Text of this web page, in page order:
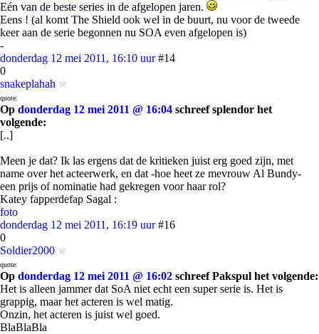
Eén van de beste series in de afgelopen jaren.
Eens ! (al komt The Shield ook wel in de buurt, nu voor de tweede
keer aan de serie begonnen nu SOA even afgelopen is)
-
donderdag 12 mei 2011, 16:10 uur #14
0
snakeplahah
quote:
Op donderdag 12 mei 2011 @ 16:04 schreef splendor het
volgende:
[..]
Meen je dat? Ik las ergens dat de kritieken juist erg goed zijn, met
name over het acteerwerk, en dat -hoe heet ze mevrouw Al Bundy-
een prijs of nominatie had gekregen voor haar rol?
Katey fapperdefap Sagal :
foto
donderdag 12 mei 2011, 16:19 uur #16
0
Soldier2000
quote:
Op donderdag 12 mei 2011 @ 16:02 schreef Pakspul het volgende:
Het is alleen jammer dat SoA niet echt een super serie is. Het is
grappig, maar het acteren is wel matig.
Onzin, het acteren is juist wel goed.
BlaBlaBla